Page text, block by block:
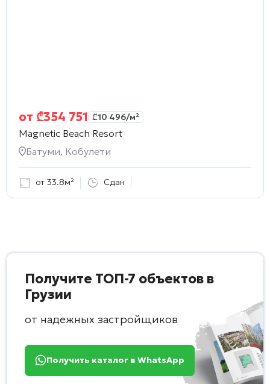
от ₾354 751 ₾10 496/м²
Magnetic Beach Resort
Батуми, Кобулети
от 33.8м² Сдан
Получите ТОП-7 объектов в
Грузии
от надежных застройщиков
Получить каталог в WhatsApp